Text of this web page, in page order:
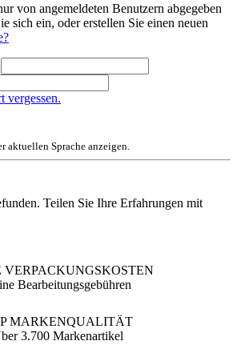
von angemeldeten Benutzern abgegeben
sich ein, oder erstellen Sie einen neuen
vergessen.
aktuellen Sprache anzeigen.
Teilen Sie Ihre Erfahrungen mit
VERPACKUNGSKOSTEN
Bearbeitungsgebühren
MARKENQUALITÄT
3.700 Markenartikel